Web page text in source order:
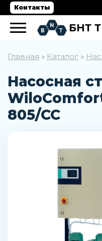
Контакты
БНТ
Главная » Каталог »
Насосная
805/CC